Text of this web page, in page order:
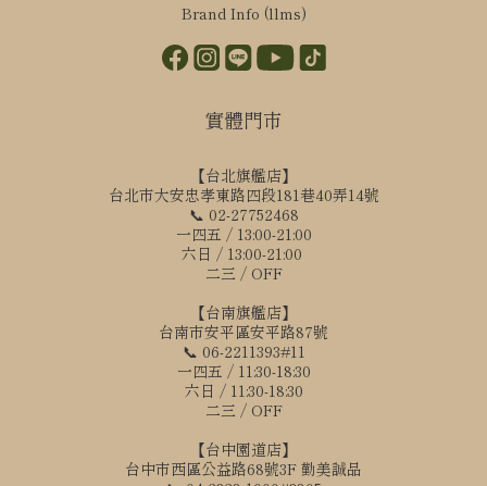
Brand Info (llms)
實體門市
【台北旗艦店】
台北市大安忠孝東路四段181巷40弄14號
📞 02-27752468
一四五 / 13:00-21:00
六日 / 13:00-21:00
二三 / OFF
【台南旗艦店】
台南市安平區安平路87號
📞 06-2211393#11
一四五 / 11:30-18:30
六日 / 11:30-18:30
二三 / OFF
【台中園道店】
台中市西區公益路68號3F 勤美誠品